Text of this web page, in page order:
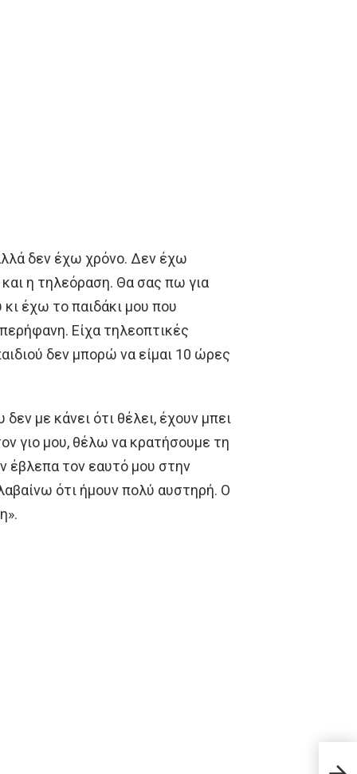
δεν έχω χρόνο. Δεν έχω
η τηλεόραση. Θα σας πω για
έχω το παιδάκι μου που
Είχα τηλεοπτικές
δεν μπορώ να είμαι 10 ώρες
δεν με κάνει ότι θέλει, έχουν μπει
γιο μου, θέλω να κρατήσουμε τη
έβλεπα τον εαυτό μου στην
ότι ήμουν πολύ αυστηρή. Ο